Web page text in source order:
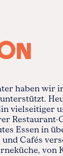
haben wir
vielseitiger
Restaurant-
Essen in
Cafés
von